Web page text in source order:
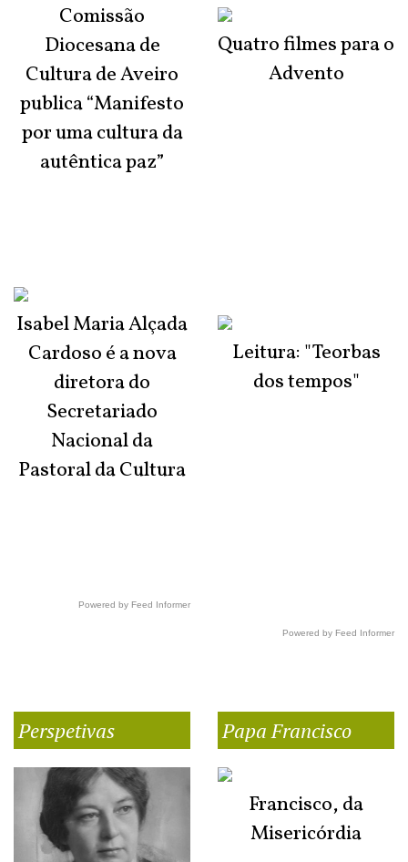
Comissão
Diocesana de
Cultura de Aveiro
publica “Manifesto
por uma cultura da
autêntica paz”
Isabel Maria Alçada
Cardoso é a nova
diretora do
Secretariado
Nacional da
Pastoral da Cultura
Powered by Feed Informer
Quatro filmes para o
Advento
Leitura: "Teorbas
dos tempos"
Powered by Feed Informer
Perspetivas Papa Francisco
Francisco, da
Misericórdia